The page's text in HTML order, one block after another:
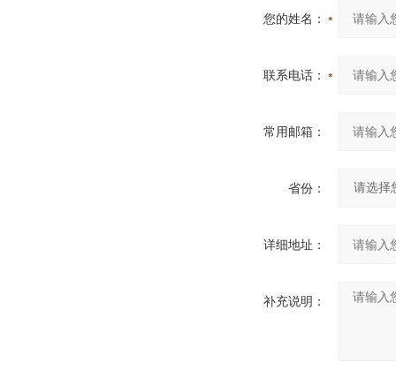
您的姓名：
联系电话：
常用邮箱：
省份：
详细地址：
补充说明：